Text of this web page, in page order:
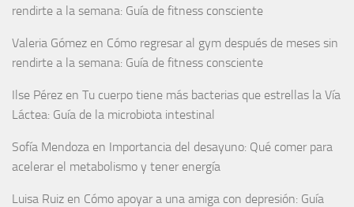
rendirte a la semana: Guía de fitness consciente
Valeria Gómez en Cómo regresar al gym después de meses sin
rendirte a la semana: Guía de fitness consciente
Ilse Pérez en Tu cuerpo tiene más bacterias que estrellas la Vía
Láctea: Guía de la microbiota intestinal
Sofía Mendoza en Importancia del desayuno: Qué comer para
acelerar el metabolismo y tener energía
Luisa Ruiz en Cómo apoyar a una amiga con depresión: Guía